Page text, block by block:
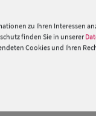
immer passend
Wenn Sie spezielle
Stilberater von Mo.-Fr.
zu Ihren Interessen
finden Sie in unserer
Cookies und Ihren